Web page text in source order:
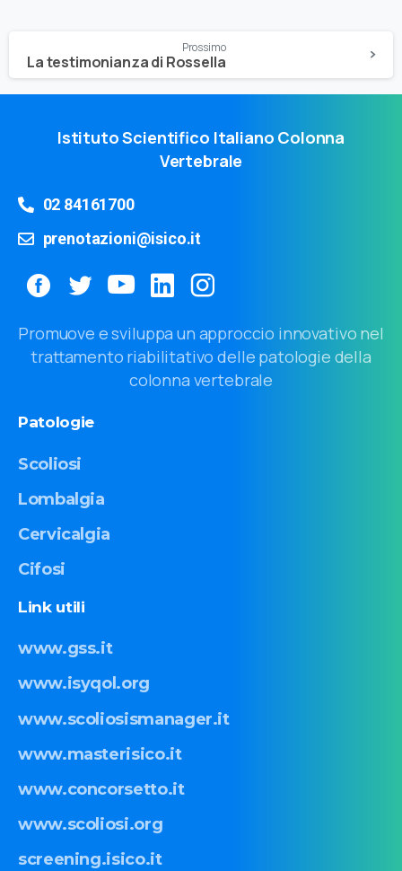
Prossimo
La testimonianza di Rossella
Istituto Scientifico Italiano Colonna
Vertebrale
02 84161700
prenotazioni@isico.it
Promuove e sviluppa un approccio innovativo nel
trattamento riabilitativo delle patologie della
colonna vertebrale
Patologie
Scoliosi
Lombalgia
Cervicalgia
Cifosi
Link utili
www.gss.it
www.isyqol.org
www.scoliosismanager.it
www.masterisico.it
www.concorsetto.it
www.scoliosi.org
screening.isico.it